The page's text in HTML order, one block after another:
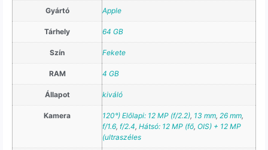
Gyártó Apple
Tárhely 64 GB
Szín Fekete
RAM 4 GB
Állapot kiváló
Kamera 120°) Előlapi: 12 MP (f/2.2), 13 mm, 26 mm,
f/1.6, f/2.4, Hátsó: 12 MP (fő, OIS) + 12 MP
(ultraszéles